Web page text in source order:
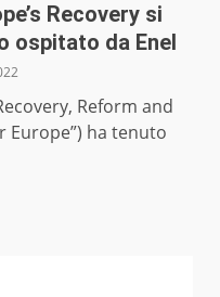
Recovery si
ospitato da Enel
Reform and
Europe”) ha tenuto